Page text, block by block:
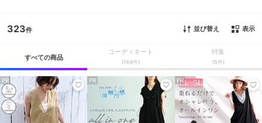
323 並び替え 表示
すべての商品
コーディネート
(144件)
特集
(5件)
PR PR PR